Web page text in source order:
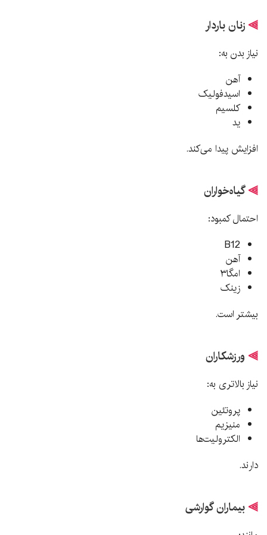
⫸ زنان باردار
نیاز بدن به:
آهن
اسیدفولیک
کلسیم
ید
افزایش پیدا می‌کند.
⫸گیاه‌خواران
احتمال کمبود:
B12
آهن
امگا۳
زینک
بیشتر است.
⫸ ورزشکاران
نیاز بالاتری به:
پروتئین
منیزیم
الکترولیت‌ها
دارند.
⫸ بیماران گوارشی